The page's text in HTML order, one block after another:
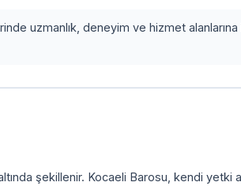
uzmanlık, deneyim ve hizmet alanlarına
şekillenir. Kocaeli Barosu, kendi yetki